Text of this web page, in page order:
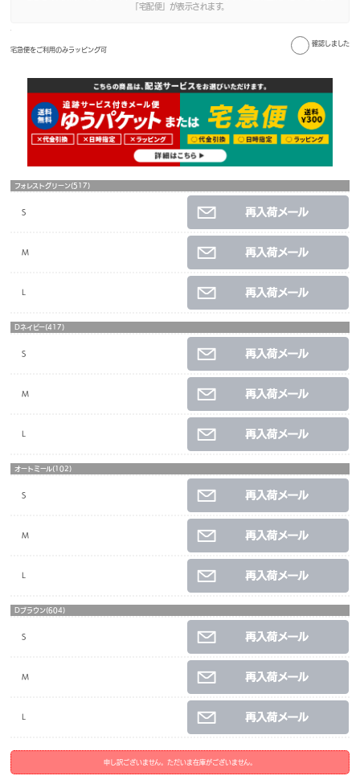
「宅配便」が表示されます。
宅急便をご利用のみラッピング可
確認しました
フォレストグリーン(517)
S
M
L
Dネイビー(417)
S
M
オートミール(102)
S
M
Dブラウン(604)
S
M
申し訳ございません。ただいま在庫がございません。